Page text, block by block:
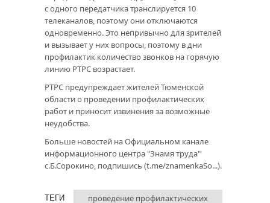
с одного передатчика транслируется 10
телеканалов, поэтому они отключаются
одновременно. Это непривычно для зрителей
и вызывает у них вопросы, поэтому в дни
профилактик количество звонков на горячую
линию РТРС возрастает.
РТРС предупреждает жителей Тюменской
области о проведении профилактических
работ и приносит извинения за возможные
неудобства.
Больше новостей на Официальном канале
информационного центра "Знамя труда"
с.Б.Сорокино, подпишись (t.me/znamenkaSo...).
ТЕГИ проведение профилактических